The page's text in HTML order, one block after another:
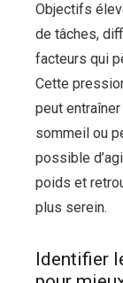
Objectifs
de tâches,
facteurs qui
Cette
peut
sommeil ou
possible
poids et
plus serein.
Identifier